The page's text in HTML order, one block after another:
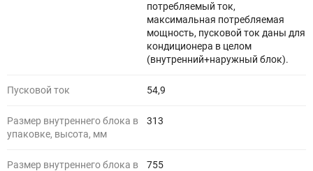
потребляемый ток,
максимальная потребляемая
мощность, пусковой ток даны для
кондиционера в целом
(внутренний+наружный блок).
Пусковой ток 54,9
Размер внутреннего блока в
упаковке, высота, мм
313
Размер внутреннего блока в
755